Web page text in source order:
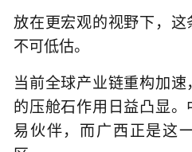
放在更宏观的视野下，
不可低估。
当前全球产业链重构加
的压舱石作用日益凸显
易伙伴，而广西正是这